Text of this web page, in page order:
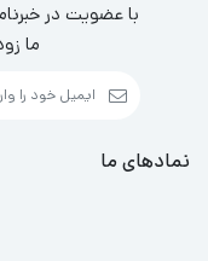
با عضویت در
ما
نمادهای ما